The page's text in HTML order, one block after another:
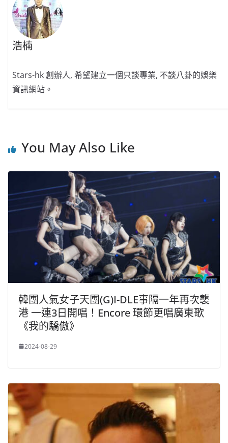
浩楠
Stars-hk 創辦人, 希望建立一個只談專業, 不談八卦的娛樂
資訊網站。
You May Also Like
韓團人氣女子天團(G)I-DLE事隔一年再次襲
港 一連3日開唱！Encore 環節更唱廣東歌
《我的驕傲》
2024-08-29